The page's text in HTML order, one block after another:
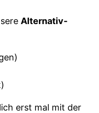
Alternativ-
erst mal mit der